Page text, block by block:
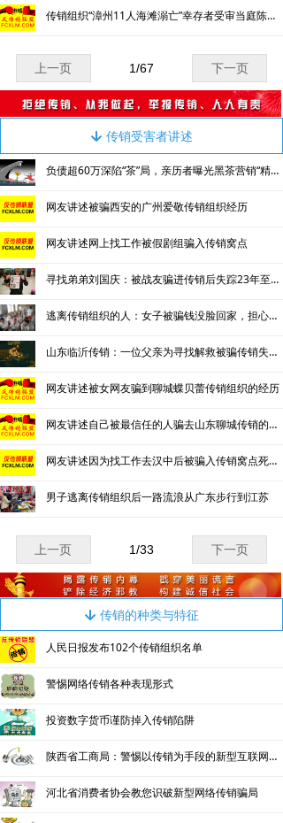
녓 传销受害者讲述
传销组织“漳州11人海滩溺亡”幸存者受审当庭陈述事故经过
上一页 下一页
1/67
负债超60万深陷“茶”局，亲历者曝光黑茶营销“精神控制”法
网友讲述被骗西安的广州爱敬传销组织经历
网友讲述网上找工作被假剧组骗入传销窝点
寻找弟弟刘国庆：被战友骗进传销后失踪23年至今毫无音讯
逃离传销组织的人：女子被骗钱没脸回家，担心被“追杀”四处流浪
山东临沂传销：一位父亲为寻找解救被骗传销失踪女儿的艰难经历
网友讲述被女网友骗到聊城蝶贝蕾传销组织的经历
网友讲述自己被最信任的人骗去山东聊城传销的亲身经历
网友讲述因为找工作去汉中后被骗入传销窝点死里逃生
男子逃离传销组织后一路流浪从广东步行到江苏
上一页 下一页
1/33
녓 传销的种类与特征
人民日报发布102个传销组织名单
警惕网络传销各种表现形式
投资数字货币谨防掉入传销陷阱
陕西省工商局：警惕以传销为手段的新型互联网欺诈行为
河北省消费者协会教您识破新型网络传销骗局